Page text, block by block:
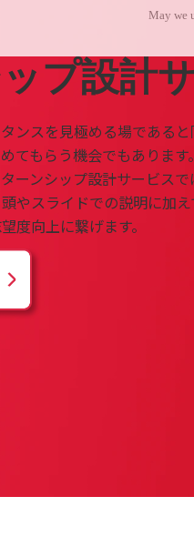
プ設計
ンスを見極める場である
てもらう機会でもあります。
ーンシップ設計サービス
やスライドでの説明に加
度向上に繋げます。
May we